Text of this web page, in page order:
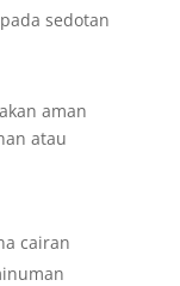
sedotan
aman
atau
cairan